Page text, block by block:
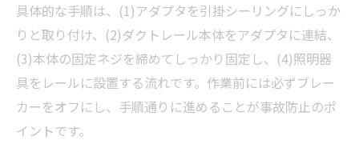
具体的な手順は、(1)アダプタを引掛シーリングにしっか
りと取り付け、(2)ダクトレール本体をアダプタに連結、
(3)本体の固定ネジを締めてしっかり固定し、(4)照明器
具をレールに設置する流れです。作業前には必ずブレー
カーをオフにし、手順通りに進めることが事故防止のポ
イントです。